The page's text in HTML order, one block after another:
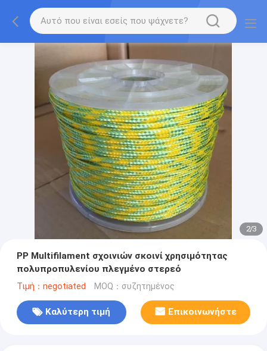
2/3
PP Multifilament σχοινιών σκοινί χρησιμότητας
πολυπροπυλενίου πλεγμένο στερεό
Τιμή：negotiated MOQ：συζητημένος
Καλύτερη τιμή Επικοινωνήστε